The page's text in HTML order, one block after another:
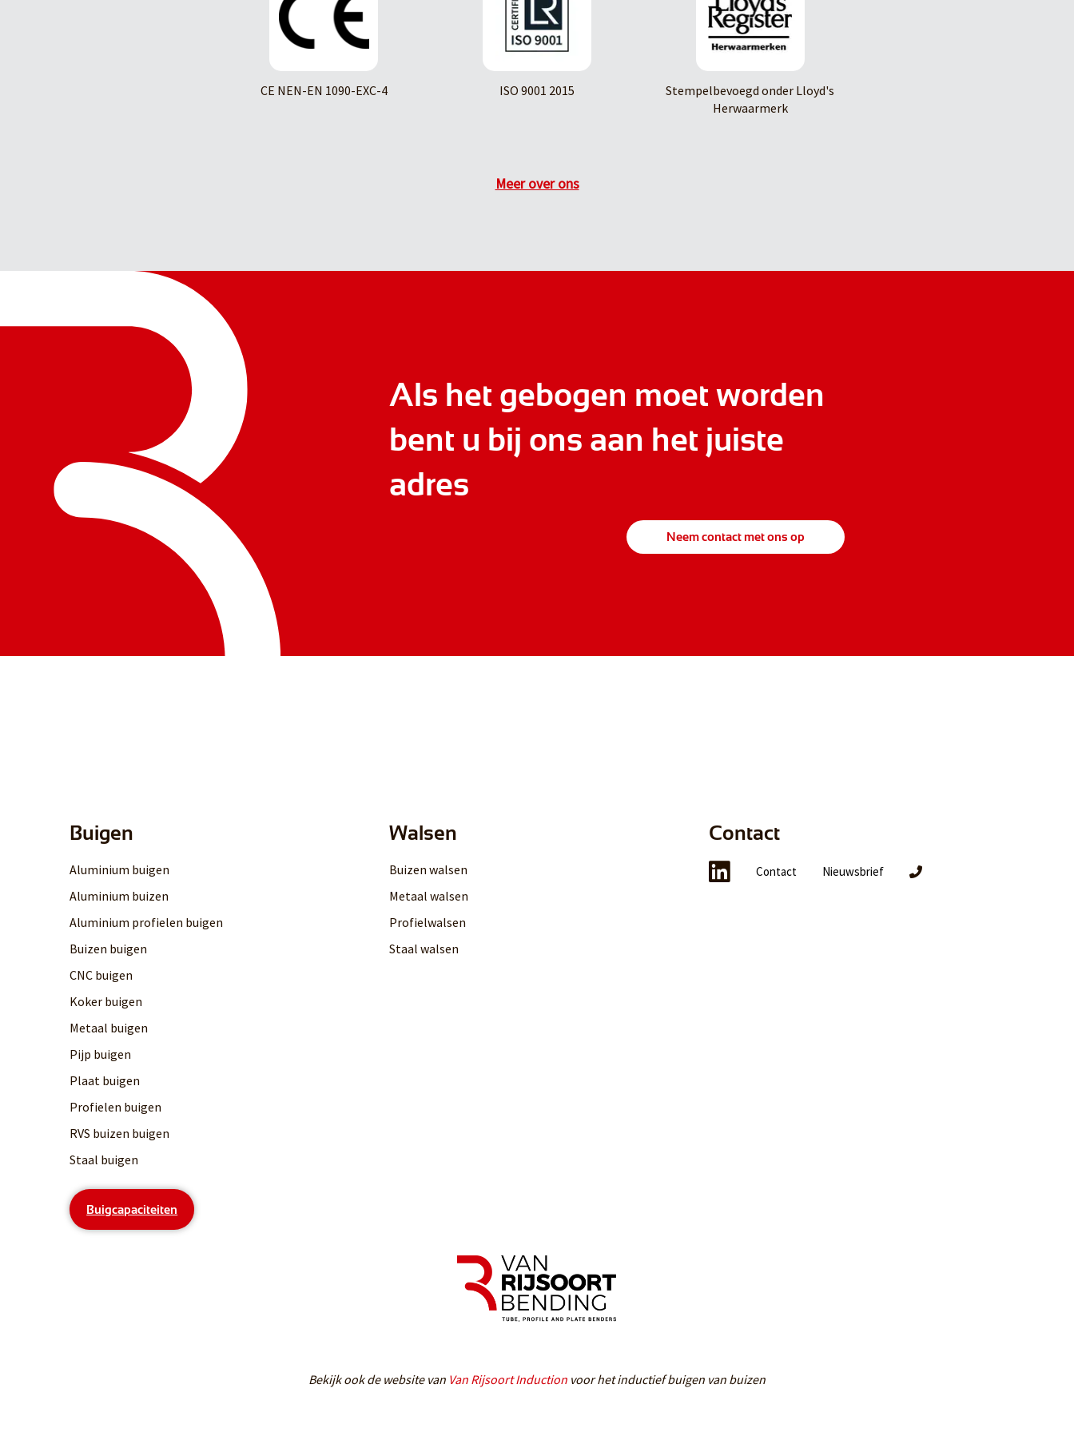
CE NEN-EN 1090-EXC-4 ISO 9001 2015
Stempelbevoegd onder Lloyd's
Herwaarmerk
Meer over ons
Als het gebogen moet worden
bent u bij ons aan het juiste
adres
Neem contact met ons op
Buigen
Aluminium buigen
Aluminium buizen
Aluminium profielen buigen
Buizen buigen
CNC buigen
Koker buigen
Metaal buigen
Pijp buigen
Plaat buigen
Profielen buigen
RVS buizen buigen
Staal buigen
Buigcapaciteiten
Walsen
Buizen walsen
Metaal walsen
Profielwalsen
Staal walsen
Contact
Contact Nieuwsbrief
Bekijk ook de website van Van Rijsoort Induction voor het inductief buigen van buizen